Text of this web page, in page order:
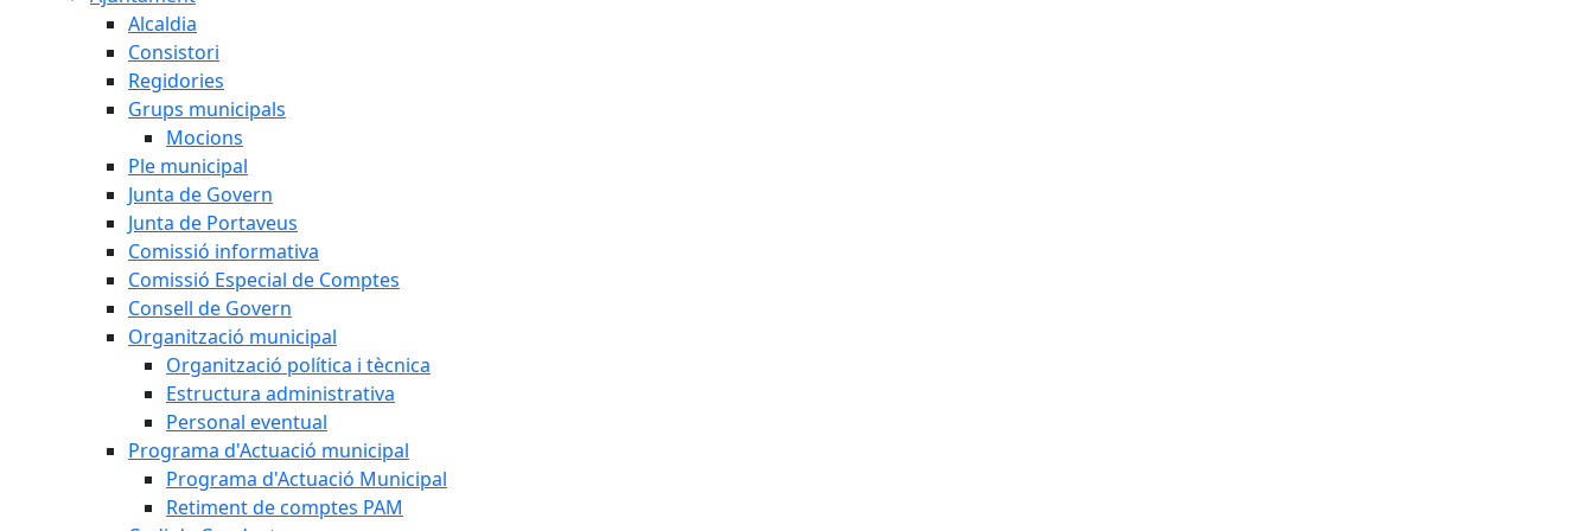
Alcaldia
Consistori
Regidories
Grups municipals
Mocions
Ple municipal
Junta de Govern
Junta de Portaveus
Comissió informativa
Comissió Especial de Comptes
Consell de Govern
Organització municipal
Organització política i tècnica
Estructura administrativa
Personal eventual
Programa d'Actuació municipal
Programa d'Actuació Municipal
Retiment de comptes PAM